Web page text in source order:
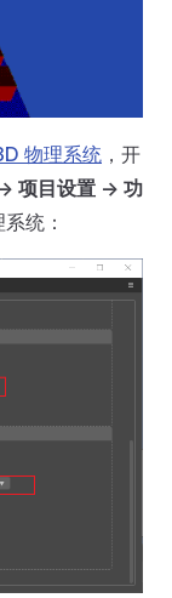
物理系统 ，开
项目设置 -> 功
统：